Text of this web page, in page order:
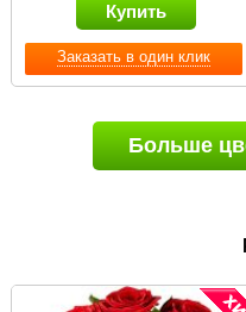
Заказать в один клик
Купить
Больше